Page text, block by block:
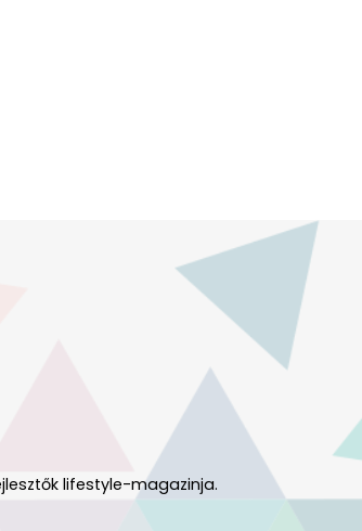
lifestyle-magazinja.